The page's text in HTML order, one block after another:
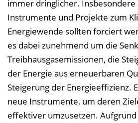
immer dringlicher. Insbesondere
Instrumente und Projekte zum
Energiewende sollten forciert
es dabei zunehmend um die
Treibhausgasemissionen, die
der Energie aus erneuerbaren
Steigerung der Energieeffizienz.
neue Instrumente, um deren
effektiver umzusetzen.